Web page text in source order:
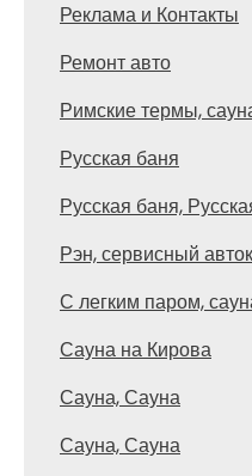
Реклама и Контакты
Ремонт авто
Римские термы,
Русская баня
Русская баня,
Рэн, сервисный
С легким паром,
Сауна на Кирова
Сауна, Сауна
Сауна, Сауна